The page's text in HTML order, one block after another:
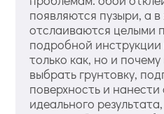
появляются пузыри, а
отслаиваются целыми
подробной
только как, но и
выбрать грунтовку,
поверхность и нанести
идеального